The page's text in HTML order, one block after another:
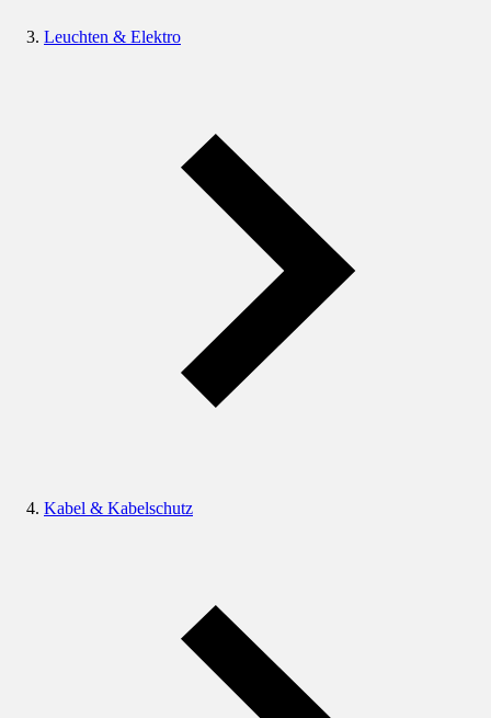
Leuchten & Elektro
Kabel & Kabelschutz